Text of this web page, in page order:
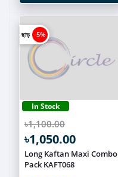
ছাড় 5%
In Stock
৳1,100.00
৳1,050.00
Long Kaftan Maxi Combo
Pack KAFT068